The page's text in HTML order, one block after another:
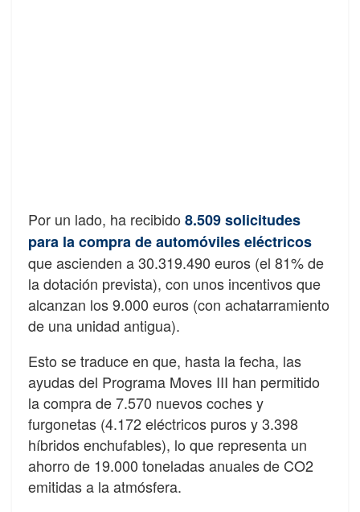
Por un lado, ha recibido 8.509 solicitudes
para la compra de automóviles eléctricos
que ascienden a 30.319.490 euros (el 81% de
la dotación prevista), con unos incentivos que
alcanzan los 9.000 euros (con achatarramiento
de una unidad antigua).
Esto se traduce en que, hasta la fecha, las
ayudas del Programa Moves III han permitido
la compra de 7.570 nuevos coches y
furgonetas (4.172 eléctricos puros y 3.398
híbridos enchufables), lo que representa un
ahorro de 19.000 toneladas anuales de CO2
emitidas a la atmósfera.